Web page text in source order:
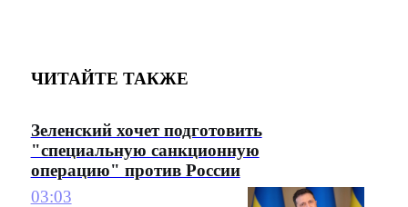
ЧИТАЙТЕ ТАКЖЕ
Зеленский хочет подготовить
"специальную санкционную
операцию" против России
03:03